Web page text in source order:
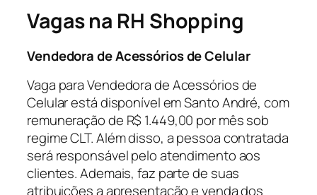
Vagas na RH Shopping
Vendedora de Acessórios de Celular
Vaga para Vendedora de Acessórios de
Celular está disponível em Santo André, com
remuneração de R$ 1.449,00 por mês sob
regime CLT. Além disso, a pessoa contratada
será responsável pelo atendimento aos
clientes. Ademais, faz parte de suas
atribuições a apresentação e venda dos